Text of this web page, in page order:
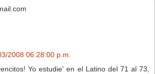
2008 06:28:00 p.m.
Yo estudie' en el Latino del 71 al 73,